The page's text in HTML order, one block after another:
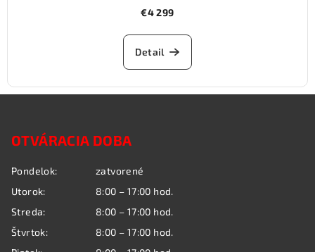
€4 299
Detail
OTVÁRACIA DOBA
Pondelok:
zatvorené
Utorok:
8:00 – 17:00 hod.
Streda:
8:00 – 17:00 hod.
Štvrtok:
8:00 – 17:00 hod.